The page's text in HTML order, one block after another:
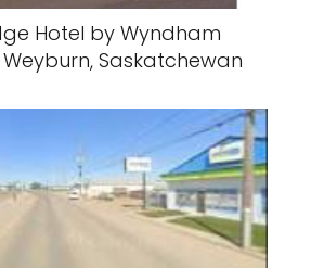
Hotel by Wyndham
Saskatchewan